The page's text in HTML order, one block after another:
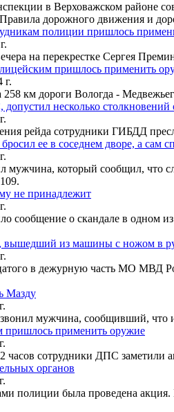
в Верховажском районе
дорожного движения и
полиции пришлось
на перекрестке Сергея
пришлось применить
г.
258 км дороги Вологда -
несколько столкновений
рейда сотрудники ГИБДД
ее в соседнем дворе, а сам
который сообщил, что
не принадлежит
сообщение о скандале в одном
вышедший из машины с ножом в
в дежурную часть МО МВД
Мазду
мужчина, сообщивший, что
пришлось применить оружие
часов сотрудники ДПС
органов
полиции была проведена